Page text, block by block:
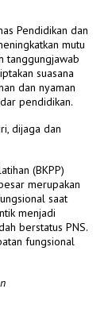
Pendidikan dan
mutu
tanggungjawab
suasana
dan nyaman
pendidikan.
dijaga dan
(BKPP)
merupakan
saat
menjadi
berstatus PNS.
fungsional